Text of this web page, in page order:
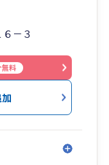
さん）
貸など
ンバーと連携中
－３
無料